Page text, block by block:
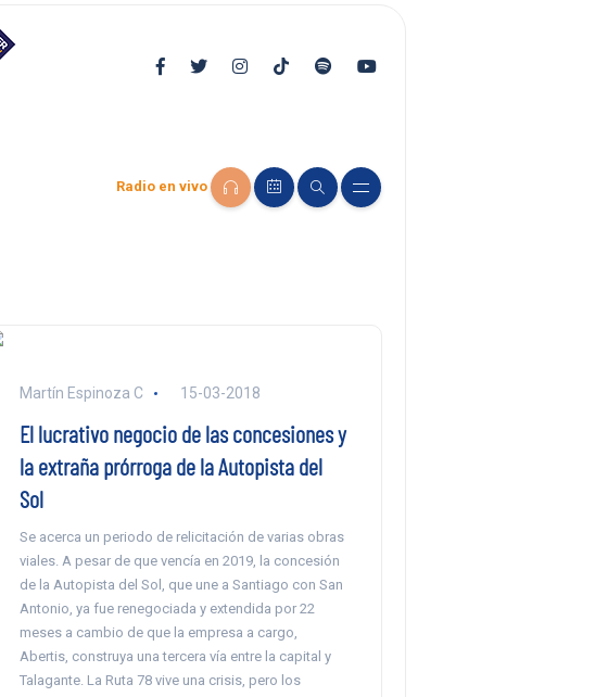
Radio en vivo
Martín Espinoza C 15-03-2018
El lucrativo negocio de las concesiones y
la extraña prórroga de la Autopista del
Sol
Se acerca un periodo de relicitación de varias obras
viales. A pesar de que vencía en 2019, la concesión
de la Autopista del Sol, que une a Santiago con San
Antonio, ya fue renegociada y extendida por 22
meses a cambio de que la empresa a cargo,
Abertis, construya una tercera vía entre la capital y
Talagante. La Ruta 78 vive una crisis, pero los